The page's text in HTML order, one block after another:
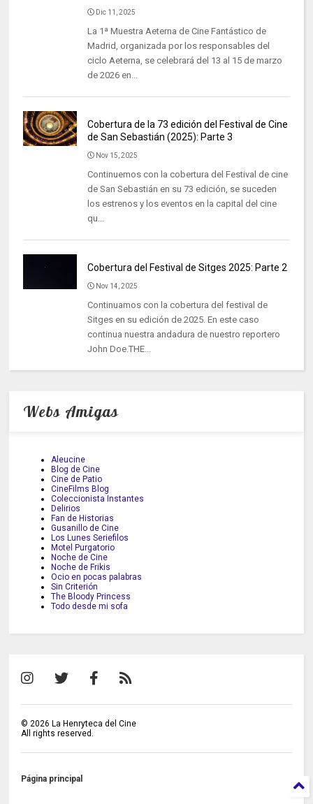
Dic 11, 2025
La 1ª Muestra Aeterna de Cine Fantástico de
Madrid, organizada por los responsables del
ciclo Aeterna, se celebrará del 13 al 15 de marzo
de 2026 en...
Cobertura de la 73 edición del Festival de Cine
de San Sebastián (2025): Parte 3
Nov 15, 2025
Continuemos con la cobertura del Festival de cine
de San Sebastián en su 73 edición, se suceden
los estrenos y los eventos en la capital del cine
qu...
Cobertura del Festival de Sitges 2025: Parte 2
Nov 14, 2025
Continuamos con la cobertura del festival de
Sitges en su edición de 2025. En este caso
continua nuestra andadura de nuestro reportero
John Doe.THE...
Webs Amigas
Aleucine
Blog de Cine
Cine de Patio
CineFilms Blog
Coleccionista Instantes
Delirios
Fan de Historias
Gusanillo de Cine
Los Lunes Seriefilos
Motel Purgatorio
Noche de Cine
Noche de Frikis
Ocio en pocas palabras
Sin Criterión
The Bloody Princess
Todo desde mi sofa
© 2026 La Henryteca del Cine
All rights reserved.
Página principal